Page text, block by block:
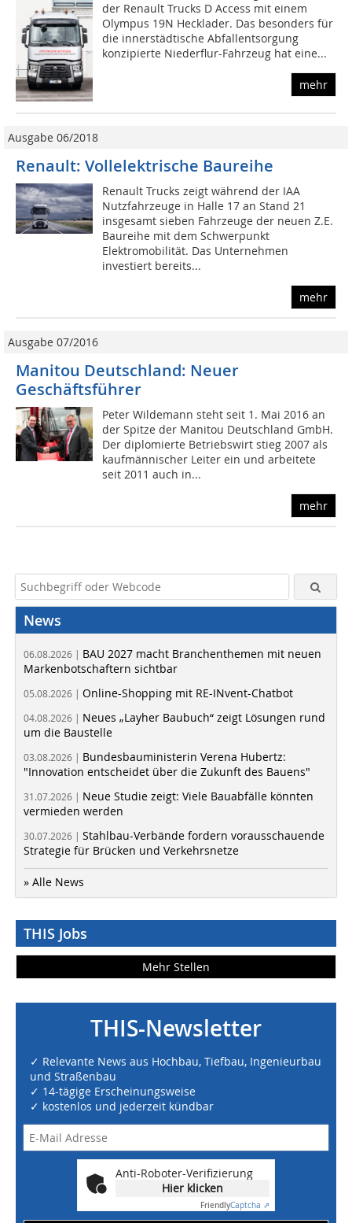
der Renault Trucks D Access mit einem
Olympus 19N Hecklader. Das besonders für
die innerstädtische Abfallentsorgung
konzipierte Niederflur-Fahrzeug hat eine...
mehr
Ausgabe 06/2018
Renault: Vollelektrische Baureihe
Renault Trucks zeigt während der IAA
Nutzfahrzeuge in Halle 17 an Stand 21
insgesamt sieben Fahrzeuge der neuen Z.E.
Baureihe mit dem Schwerpunkt
Elektromobilität. Das Unternehmen
investiert bereits...
mehr
Ausgabe 07/2016
Manitou Deutschland: Neuer
Geschäftsführer
Peter Wildemann steht seit 1. Mai 2016 an
der Spitze der Manitou Deutschland GmbH.
Der diplomierte Betriebswirt stieg 2007 als
kaufmännischer Leiter ein und arbeitete
seit 2011 auch in...
mehr
News
06.08.2026 | BAU 2027 macht Branchenthemen mit neuen
Markenbotschaftern sichtbar
05.08.2026 | Online-Shopping mit RE-INvent-Chatbot
04.08.2026 | Neues „Layher Baubuch“ zeigt Lösungen rund
um die Baustelle
03.08.2026 | Bundesbauministerin Verena Hubertz:
"Innovation entscheidet über die Zukunft des Bauens"
31.07.2026 | Neue Studie zeigt: Viele Bauabfälle könnten
vermieden werden
30.07.2026 | Stahlbau-Verbände fordern vorausschauende
Strategie für Brücken und Verkehrsnetze
» Alle News
THIS Jobs
Mehr Stellen
THIS-Newsletter
✓ Relevante News aus Hochbau, Tiefbau, Ingenieurbau
und Straßenbau
✓ 14-tägige Erscheinungsweise
✓ kostenlos und jederzeit kündbar
Anti-Roboter-Verifizierung
Hier klicken
FriendlyCaptcha ⇗